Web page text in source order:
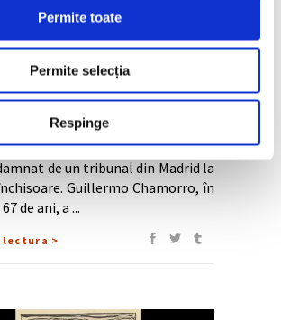
Permite toate
Permite selecția
Respinge
spaniol care a
caselor de licitații falsuri
și Munch, condamnat
să vândă caselor de licitații falsuri
Chillida și Guerrero a
de un tribunal din Madrid la
Guillermo Chamorro, în
de ani, a
lectura >